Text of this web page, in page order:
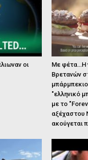
οι
Με φέτα…Η
Βρετανών
"ελληνικό
με το
αξέχαστου
ακούγεται